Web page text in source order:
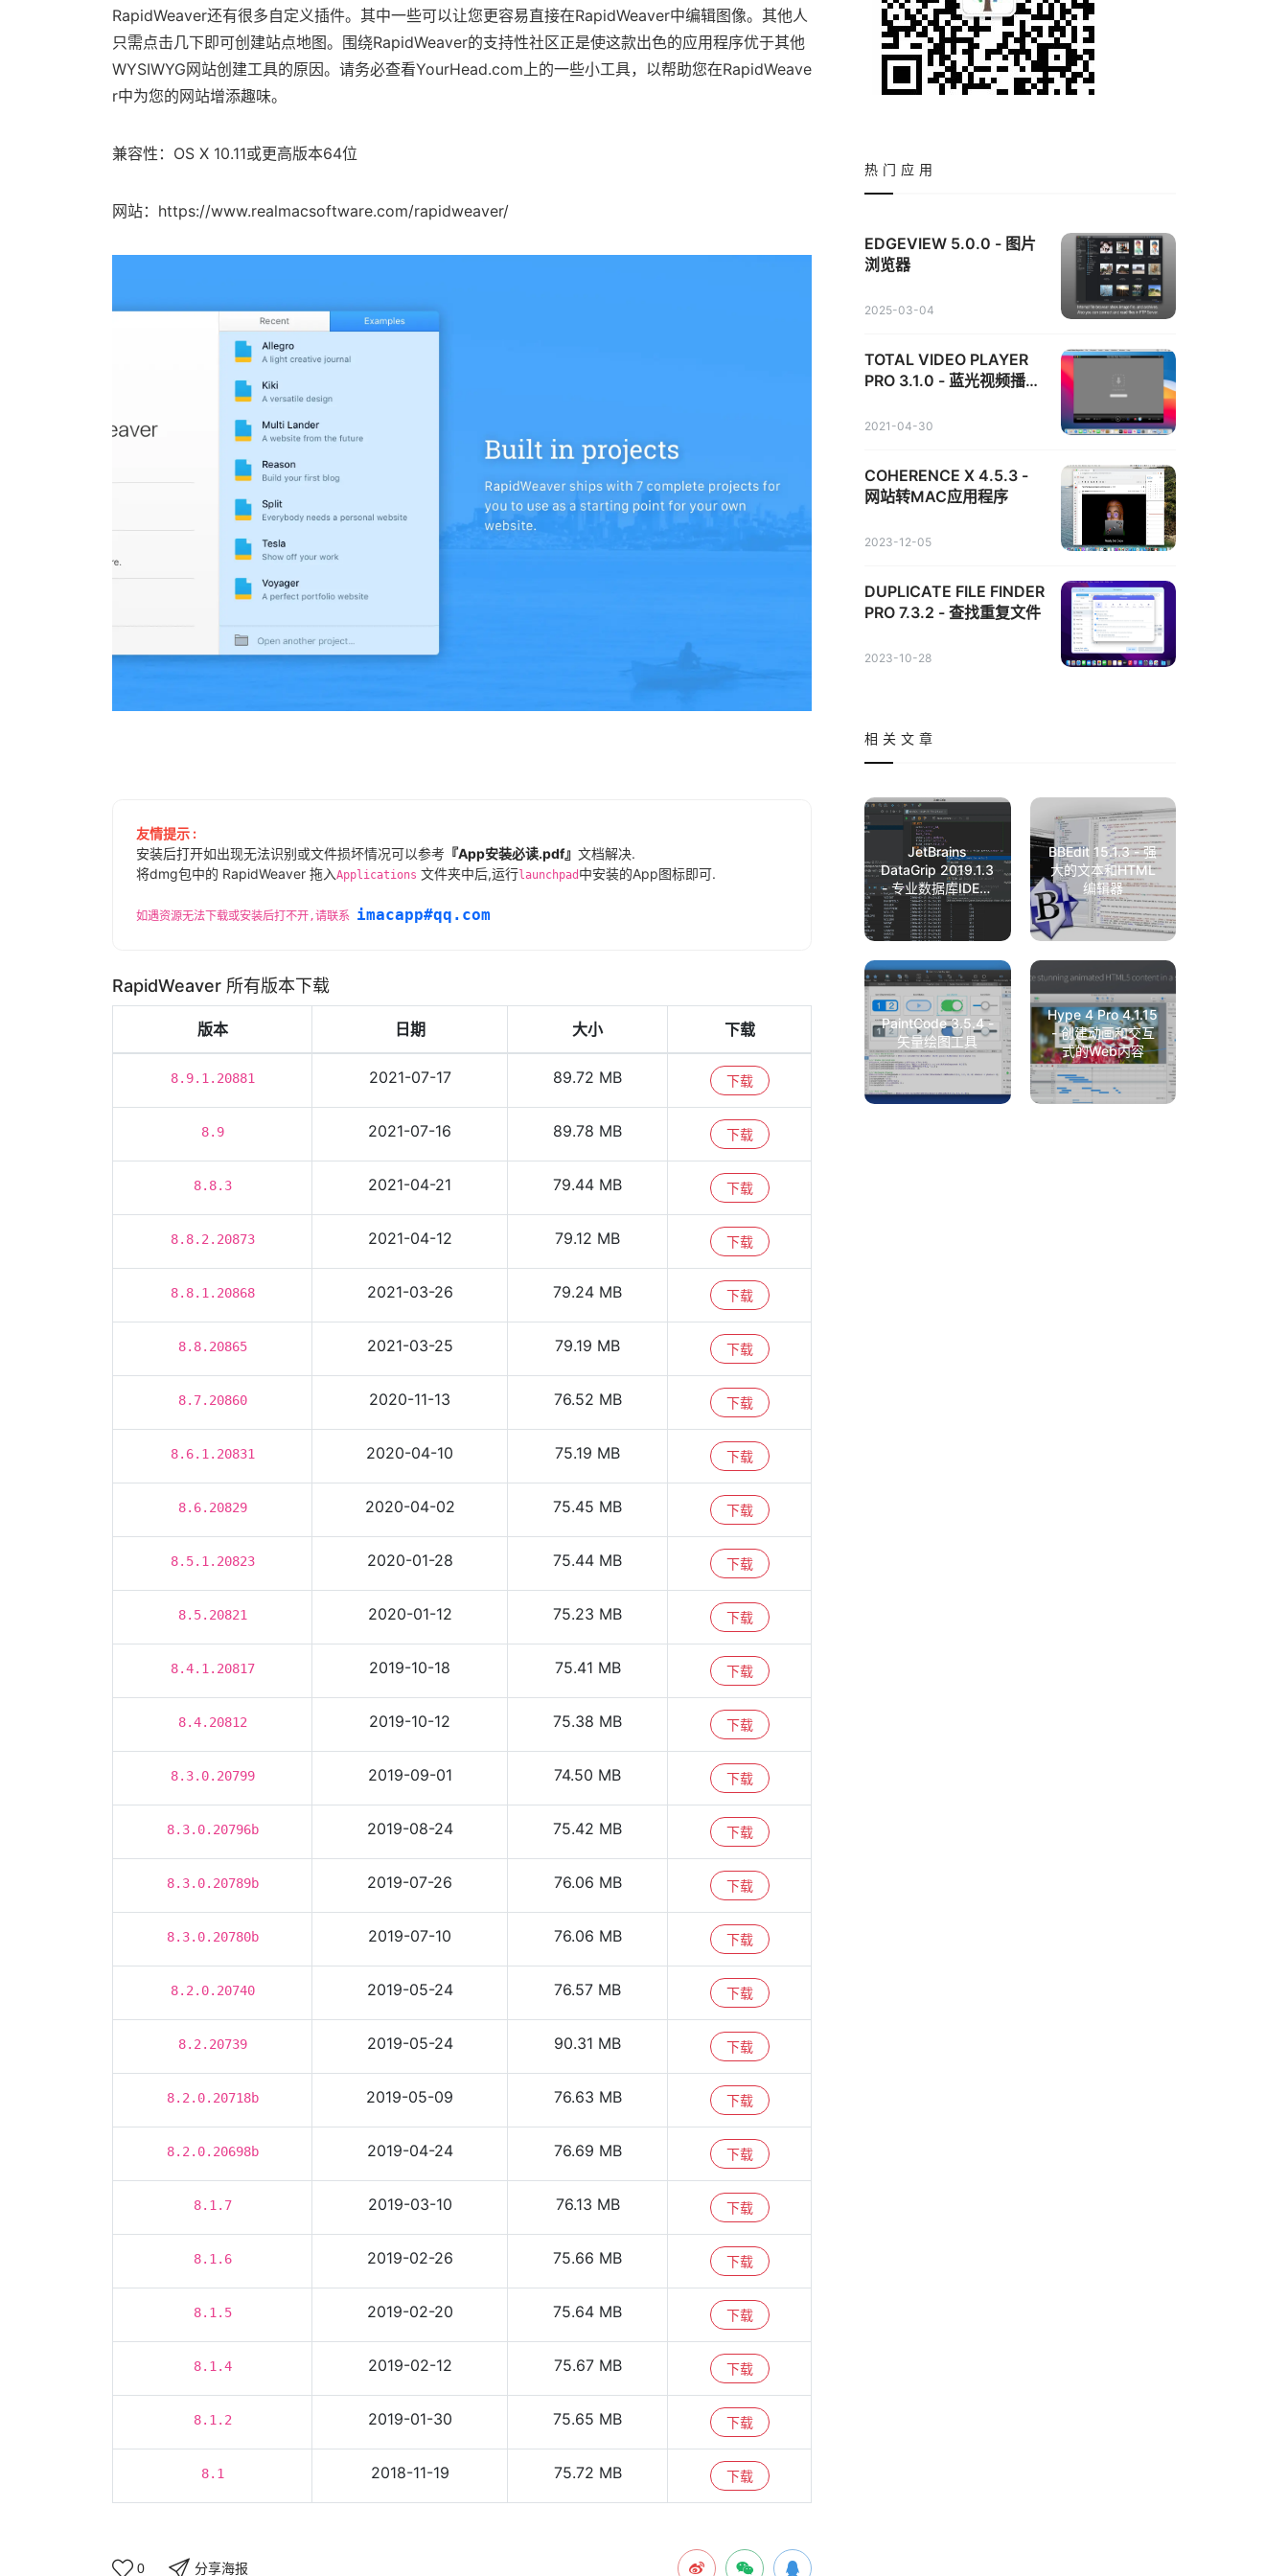
RapidWeaver还有很多自定义插件。其中一些可以让您更容易直接在RapidWeaver中编辑图像。其他人
只需点击几下即可创建站点地图。围绕RapidWeaver的支持性社区正是使这款出色的应用程序优于其他
WYSIWYG网站创建工具的原因。请务必查看YourHead.com上的一些小工具，以帮助您在RapidWeave
r中为您的网站增添趣味。
兼容性：OS X 10.11或更高版本64位
网站：https://www.realmacsoftware.com/rapidweaver/
友情提示 :
安装后打开如出现无法识别或文件损坏情况可以参考 『App安装必读.pdf』 文档解决.
将dmg包中的 RapidWeaver 拖入Applications 文件夹中后,运行launchpad 中安装的App图标即可.
如遇资源无法下载或安装后打不开,请联系 imacapp#qq.com
RapidWeaver 所有版本下载
版本 日期 大小 下载
8.9.1.20881 2021-07-17 89.72 MB 下载
8.9 2021-07-16 89.78 MB 下载
8.8.3 2021-04-21 79.44 MB 下载
8.8.2.20873 2021-04-12 79.12 MB 下载
8.8.1.20868 2021-03-26 79.24 MB 下载
8.8.20865 2021-03-25 79.19 MB 下载
8.7.20860 2020-11-13 76.52 MB 下载
8.6.1.20831 2020-04-10 75.19 MB 下载
8.6.20829 2020-04-02 75.45 MB 下载
8.5.1.20823 2020-01-28 75.44 MB 下载
8.5.20821 2020-01-12 75.23 MB 下载
8.4.1.20817 2019-10-18 75.41 MB 下载
8.4.20812 2019-10-12 75.38 MB 下载
8.3.0.20799 2019-09-01 74.50 MB 下载
8.3.0.20796b 2019-08-24 75.42 MB 下载
8.3.0.20789b 2019-07-26 76.06 MB 下载
8.3.0.20780b 2019-07-10 76.06 MB 下载
8.2.0.20740 2019-05-24 76.57 MB 下载
8.2.20739 2019-05-24 90.31 MB 下载
8.2.0.20718b 2019-05-09 76.63 MB 下载
8.2.0.20698b 2019-04-24 76.69 MB 下载
8.1.7 2019-03-10 76.13 MB 下载
8.1.6 2019-02-26 75.66 MB 下载
8.1.5 2019-02-20 75.64 MB 下载
8.1.4 2019-02-12 75.67 MB 下载
8.1.2 2019-01-30 75.65 MB 下载
8.1 2018-11-19 75.72 MB 下载
0 分享海报
热门应用
EDGEVIEW 5.0.0 - 图片
浏览器
2025-03-04
TOTAL VIDEO PLAYER
PRO 3.1.0 - 蓝光视频播放
2021-04-30
COHERENCE X 4.5.3 -
网站转MAC应用程序
2023-12-05
DUPLICATE FILE FINDER
PRO 7.3.2 - 查找重复文件
2023-10-28
相关文章
JetBrains
DataGrip 2019.1.3
- 专业数据库IDE管
理
BBEdit 15.1.3 - 强
大的文本和HTML
编辑器
PaintCode 3.5.4 -
矢量绘图工具
Hype 4 Pro 4.1.15
- 创建动画和交互
式的Web内容